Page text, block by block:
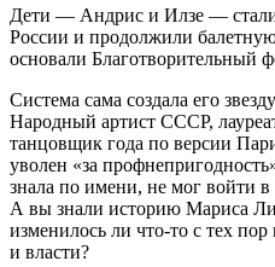
Дети — Андрис и Илзе —
России и продолжили
основали
Система сама создала его
Народный артист СССР,
танцовщик года по версии
уволен «за
знала по имени, не мог войти в
А вы знали историю Мариса
изменилось ли что-то с тех
и власти?